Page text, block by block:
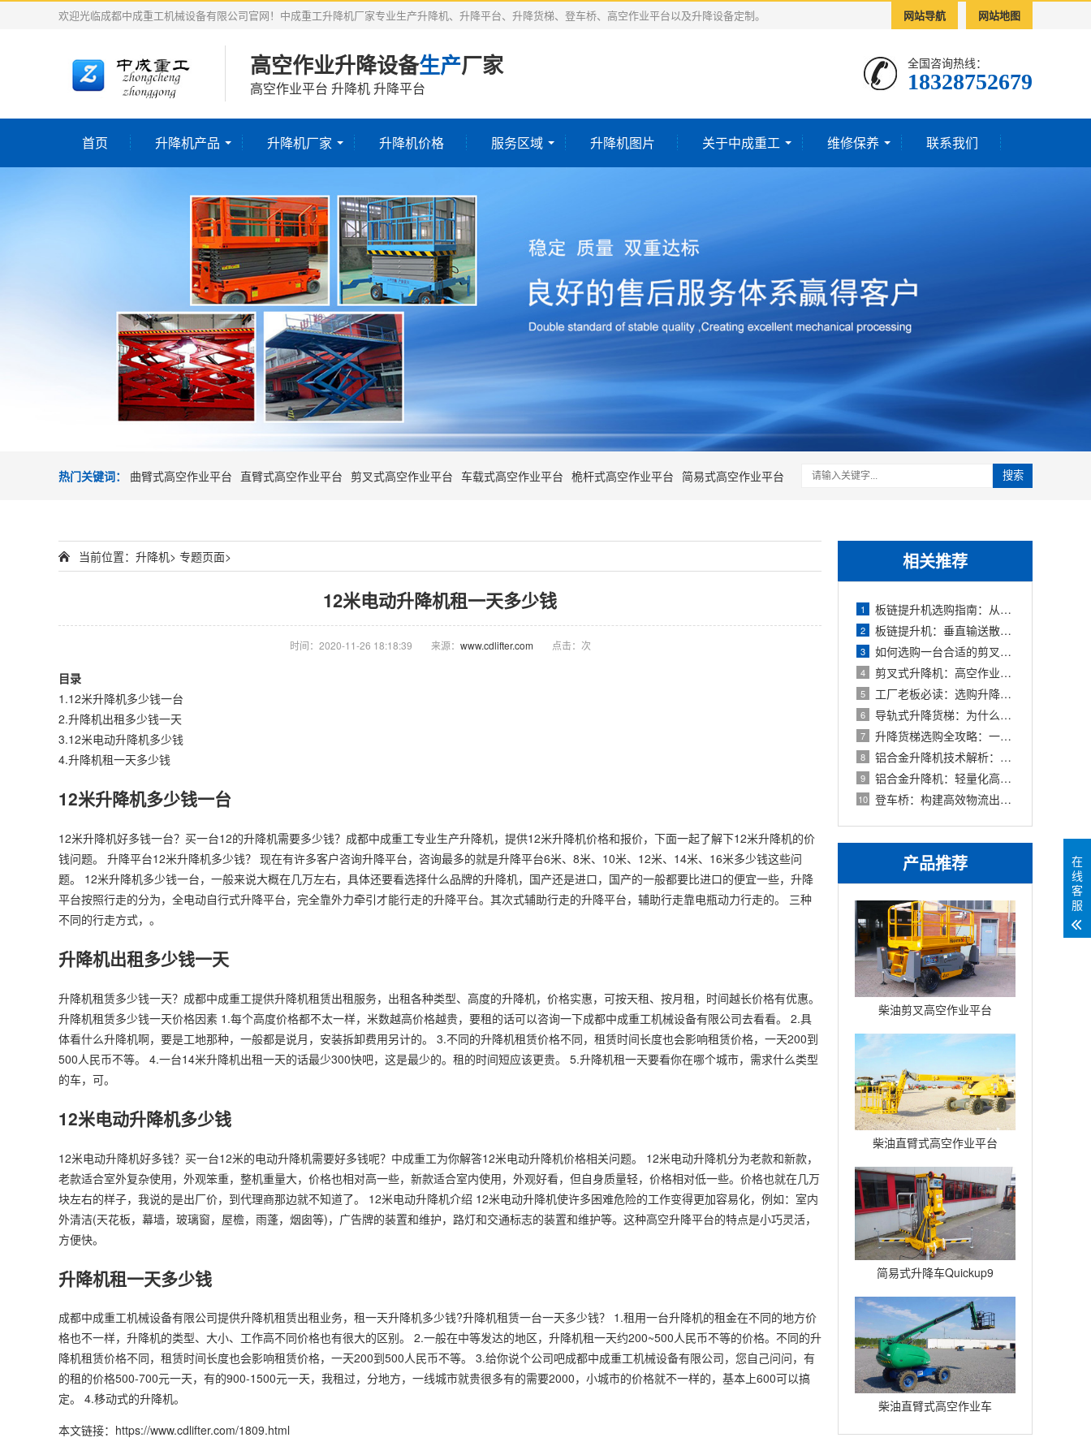
网站导航 网站地图
欢迎光临成都中成重工机械设备有限公司官网！中成重工升降机厂家专业生产升降机、升降平台、升降货梯、登车桥、高空作业平台以及升降设备定制。
高空作业升降设备生产厂家
高空作业平台 升降机 升降平台
全国咨询热线：
18328752679‬
首页 升降机产品 升降机厂家 升降机价格 服务区域 升降机图片 关于中成重工 维修保养 联系我们
热门关键词： 曲臂式高空作业平台 直臂式高空作业平台 剪叉式高空作业平台 车载式高空作业平台 桅杆式高空作业平台 简易式高空作业平台 搜索
相关推荐
1 板链提升机选购指南：从选型到避坑的全
2 板链提升机：垂直输送散料的“骨干”设
3 如何选购一台合适的剪叉式升降机？五大
4 剪叉式升降机：高空作业的“全能选手”
5 工厂老板必读：选购升降货梯前，必须算
6 导轨式升降货梯：为什么它成为厂房货物
7 升降货梯选购全攻略：一篇读懂类型区别
8 铝合金升降机技术解析：从参数读懂性能
9 铝合金升降机：轻量化高空作业的卓越解
10 登车桥：构建高效物流出入口的“智能调
产品推荐
柴油剪叉高空作业平台
Compact10DX
柴油直臂式高空作业平台
H16TPX
简易式升降车Quickup9
柴油直臂式高空作业车
当前位置： 升降机> 专题页面>
12米电动升降机租一天多少钱
时间：2020-11-26 18:18:39 来源： www.cdlifter.com 点击： 次
目录
1.12米升降机多少钱一台
2.升降机出租多少钱一天
3.12米电动升降机多少钱
4.升降机租一天多少钱
12米升降机多少钱一台
12米升降机好多钱一台？买一台12的升降机需要多少钱？成都中成重工专业生产升降机，提供12米升降机价格和报价，下面一起了解下12米升降机的价
钱问题。 升降平台12米升降机多少钱？ 现在有许多客户咨询升降平台，咨询最多的就是升降平台6米、8米、10米、12米、14米、16米多少钱这些问
题。 12米升降机多少钱一台，一般来说大概在几万左右，具体还要看选择什么品牌的升降机，国产还是进口，国产的一般都要比进口的便宜一些，升降
平台按照行走的分为，全电动自行式升降平台，完全靠外力牵引才能行走的升降平台。其次式辅助行走的升降平台，辅助行走靠电瓶动力行走的。 三种
不同的行走方式，。
升降机出租多少钱一天
升降机租赁多少钱一天？成都中成重工提供升降机租赁出租服务，出租各种类型、高度的升降机，价格实惠，可按天租、按月租，时间越长价格有优惠。
升降机租赁多少钱一天价格因素 1.每个高度价格都不太一样，米数越高价格越贵，要租的话可以咨询一下成都中成重工机械设备有限公司去看看。 2.具
体看什么升降机啊，要是工地那种，一般都是说月，安装拆卸费用另计的。 3.不同的升降机租赁价格不同，租赁时间长度也会影响租赁价格，一天200到
500人民币不等。 4.一台14米升降机出租一天的话最少300快吧，这是最少的。租的时间短应该更贵。 5.升降机租一天要看你在哪个城市，需求什么类型
的车，可。
12米电动升降机多少钱
12米电动升降机好多钱？买一台12米的电动升降机需要好多钱呢？中成重工为你解答12米电动升降机价格相关问题。 12米电动升降机分为老款和新款，
老款适合室外复杂使用，外观笨重，整机重量大，价格也相对高一些，新款适合室内使用，外观好看，但自身质量轻，价格相对低一些。价格也就在几万
块左右的样子，我说的是出厂价，到代理商那边就不知道了。 12米电动升降机介绍 12米电动升降机使许多困难危险的工作变得更加容易化，例如：室内
外清洁(天花板，幕墙，玻璃窗，屋檐，雨蓬，烟囱等)，广告牌的装置和维护，路灯和交通标志的装置和维护等。这种高空升降平台的特点是小巧灵活，
方便快。
升降机租一天多少钱
成都中成重工机械设备有限公司提供升降机租赁出租业务，租一天升降机多少钱?升降机租赁一台一天多少钱？ 1.租用一台升降机的租金在不同的地方价
格也不一样，升降机的类型、大小、工作高不同价格也有很大的区别。 2.一般在中等发达的地区，升降机租一天约200~500人民币不等的价格。不同的升
降机租赁价格不同，租赁时间长度也会影响租赁价格，一天200到500人民币不等。 3.给你说个公司吧成都中成重工机械设备有限公司，您自己问问，有
的租的价格500-700元一天，有的900-1500元一天，我租过，分地方，一线城市就贵很多有的需要2000，小城市的价格就不一样的，基本上600可以搞
定。 4.移动式的升降机。
本文链接：https://www.cdlifter.com/1809.html
在
线
客
服